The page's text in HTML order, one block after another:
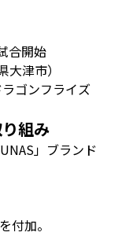
合開始
津市）
ゴンフライズ
組み
」ブランド
付加。